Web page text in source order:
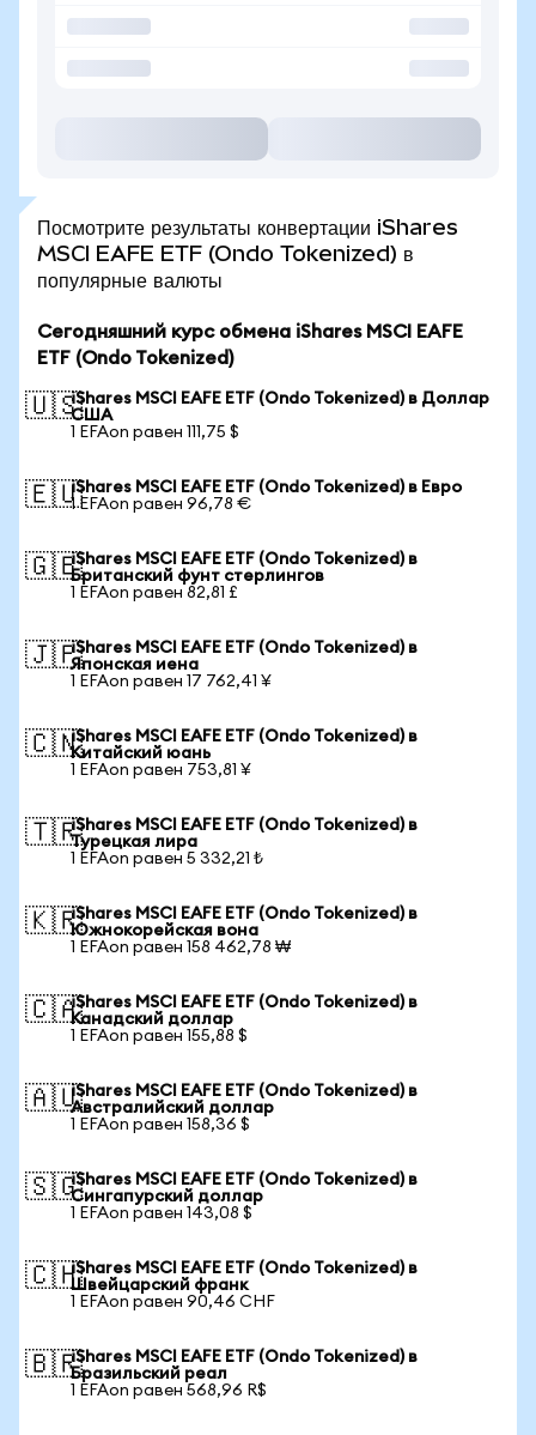
Посмотрите результаты конвертации iShares
MSCI EAFE ETF (Ondo Tokenized) в
популярные валюты
Сегодняшний курс обмена iShares MSCI EAFE
ETF (Ondo Tokenized)
🇺🇸iShares MSCI EAFE ETF (Ondo Tokenized) в Доллар
США
1 EFAon равен 111,75 $
🇪🇺iShares MSCI EAFE ETF (Ondo Tokenized) в Евро
1 EFAon равен 96,78 €
🇬🇧iShares MSCI EAFE ETF (Ondo Tokenized) в
Британский фунт стерлингов
1 EFAon равен 82,81 £
🇯🇵iShares MSCI EAFE ETF (Ondo Tokenized) в
Японская иена
1 EFAon равен 17 762,41 ¥
🇨🇳iShares MSCI EAFE ETF (Ondo Tokenized) в
Китайский юань
1 EFAon равен 753,81 ¥
🇹🇷iShares MSCI EAFE ETF (Ondo Tokenized) в
Турецкая лира
1 EFAon равен 5 332,21 ₺
🇰🇷iShares MSCI EAFE ETF (Ondo Tokenized) в
Южнокорейская вона
1 EFAon равен 158 462,78 ₩
🇨🇦iShares MSCI EAFE ETF (Ondo Tokenized) в
Канадский доллар
1 EFAon равен 155,88 $
🇦🇺iShares MSCI EAFE ETF (Ondo Tokenized) в
Австралийский доллар
1 EFAon равен 158,36 $
🇸🇬iShares MSCI EAFE ETF (Ondo Tokenized) в
Сингапурский доллар
1 EFAon равен 143,08 $
🇨🇭iShares MSCI EAFE ETF (Ondo Tokenized) в
Швейцарский франк
1 EFAon равен 90,46 CHF
🇧🇷iShares MSCI EAFE ETF (Ondo Tokenized) в
Бразильский реал
1 EFAon равен 568,96 R$